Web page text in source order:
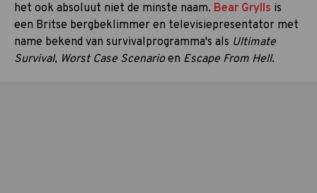
het ook absoluut niet de minste naam. Bear Grylls is
een Britse bergbeklimmer en televisiepresentator met
name bekend van survivalprogramma's als Ultimate
Survival, Worst Case Scenarioen Escape From Hell.